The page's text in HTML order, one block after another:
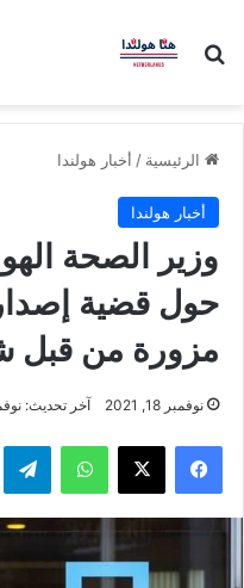
بحث عن
الرئيسية / أخبار هولندا
أخبار هولندا
وزير الصحة
حول قضية
مزورة من قبل
نوفمبر 18, 2021 آخر تحديث: نوفمبر 18,
فيسبوك ‫X واتساب